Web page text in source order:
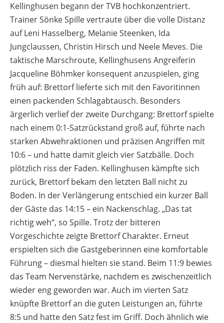
Kellinghusen begann der TVB hochkonzentriert.
Trainer Sönke Spille vertraute über die volle Distanz
auf Leni Hasselberg, Melanie Steenken, Ida
Jungclaussen, Christin Hirsch und Neele Meves. Die
taktische Marschroute, Kellinghusens Angreiferin
Jacqueline Böhmker konsequent anzuspielen, ging
früh auf: Brettorf lieferte sich mit den Favoritinnen
einen packenden Schlagabtausch. Besonders
ärgerlich verlief der zweite Durchgang: Brettorf spielte
nach einem 0:1-Satzrückstand groß auf, führte nach
starken Abwehraktionen und präzisen Angriffen mit
10:6 – und hatte damit gleich vier Satzbälle. Doch
plötzlich riss der Faden. Kellinghusen kämpfte sich
zurück, Brettorf bekam den letzten Ball nicht zu
Boden. In der Verlängerung entschied ein kurzer Ball
der Gäste das 14:15 – ein Nackenschlag. „Das tat
richtig weh“, so Spille. Trotz der bitteren
Vorgeschichte zeigte Brettorf Charakter. Erneut
erspielten sich die Gastgeberinnen eine komfortable
Führung – diesmal hielten sie stand. Beim 11:9 bewies
das Team Nervenstärke, nachdem es zwischenzeitlich
wieder eng geworden war. Auch im vierten Satz
knüpfte Brettorf an die guten Leistungen an, führte
8:5 und hatte den Satz fest im Griff. Doch ähnlich wie